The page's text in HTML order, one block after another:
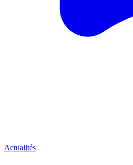
Actualités